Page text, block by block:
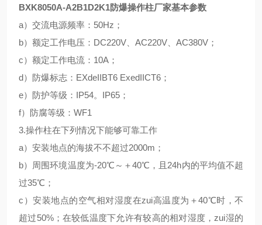
BXK8050A-A2B1D2K1防爆操作柱厂家基本参数
a）交流电源频率：50Hz；
b）额定工作电压：DC220V、AC220V、AC380V；
c）额定工作电流：10A；
d）防爆标志：EXdeIIBT6 ExedIICT6；
e）防护等级：IP54。IP65；
f）防腐等级：WF1
3.操作柱在下列情况下能够可靠工作
a）安装地点的海拔不不超过2000m；
b）周围环境温度为-20℃～＋40℃，且24h内的平均值不超
过35℃；
c）安装地点的空气相对湿度在zui高温度为＋40℃时，不
超过50%；在较低温度下允许有较高的相对湿度，zui湿的